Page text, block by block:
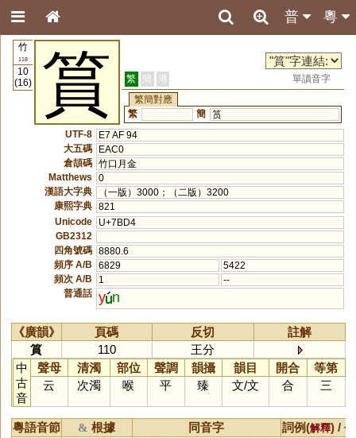
粵
普
竹
118
10
(16)
篔 繁 簡 港
單讀音字
繁簡對應
繁
簡 筼
UTF-8
E7 AF 94
大五碼
EAC0
倉頡碼 竹口月金
Matthews
0
漢語大字典
（一版）3000；（二版）3200
康熙字典 821
Unicode
U+7BD4
GB2312
四角號碼 8880.6
頻序 A/B
6829
5422
頻次 A/B
1
--
普通話 y n
《廣韻》 頁碼 反切
註解
篔
110
王分
中
古
音
聲母 清濁 部位 聲調 韻攝 韻目 開合
等第
云
次濁 喉 平 臻 文/文 合 三
粵語音節 & 根據 同音字 詞例(解釋) /